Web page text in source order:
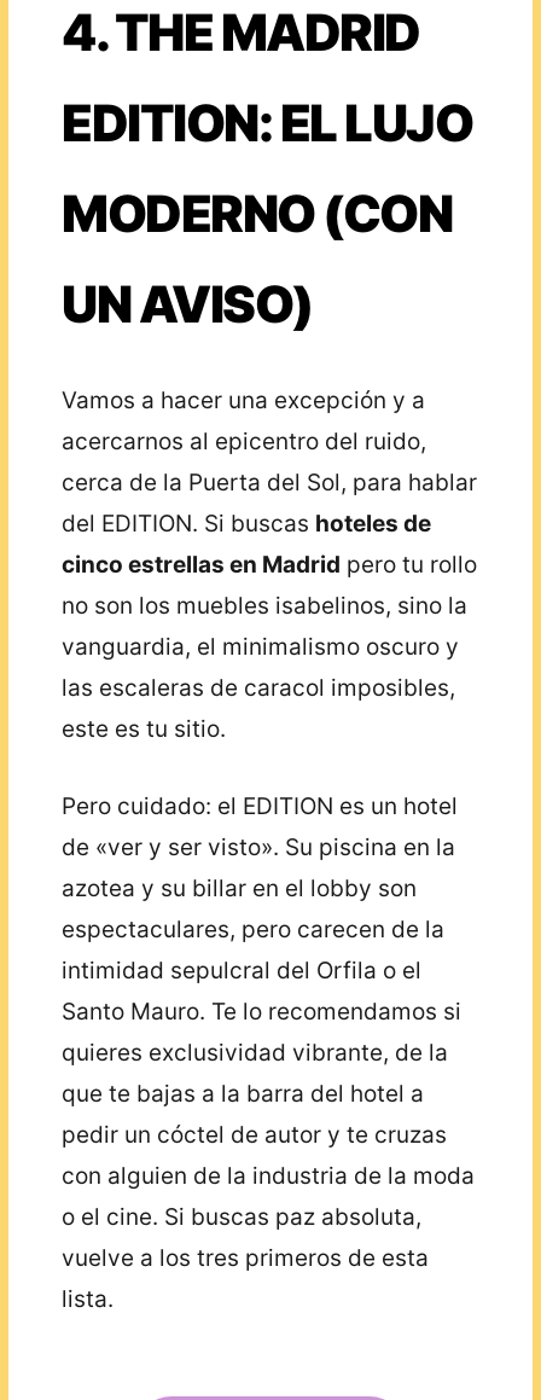
4. THE MADRID
EDITION: EL LUJO
MODERNO (CON
UN AVISO)
Vamos a hacer una excepción y a
acercarnos al epicentro del ruido,
cerca de la Puerta del Sol, para hablar
del EDITION. Si buscas hoteles de
cinco estrellas en Madrid pero tu rollo
no son los muebles isabelinos, sino la
vanguardia, el minimalismo oscuro y
las escaleras de caracol imposibles,
este es tu sitio.
Pero cuidado: el EDITION es un hotel
de «ver y ser visto». Su piscina en la
azotea y su billar en el lobby son
espectaculares, pero carecen de la
intimidad sepulcral del Orfila o el
Santo Mauro. Te lo recomendamos si
quieres exclusividad vibrante, de la
que te bajas a la barra del hotel a
pedir un cóctel de autor y te cruzas
con alguien de la industria de la moda
o el cine. Si buscas paz absoluta,
vuelve a los tres primeros de esta
lista.